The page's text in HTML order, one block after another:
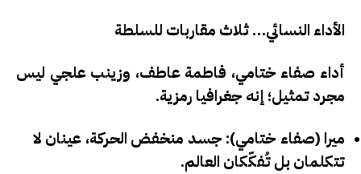
الأداء النسائي… ثلاث مقاربات للسلطة
أداء صفاء ختامي، فاطمة عاطف، وزينب علجي ليس
مجرد تمثيل؛ إنه جغرافيا رمزية.
ميرا (صفاء ختامي): جسد منخفض الحركة، عينان لا
تتكلمان بل تُفكّكان العالم.